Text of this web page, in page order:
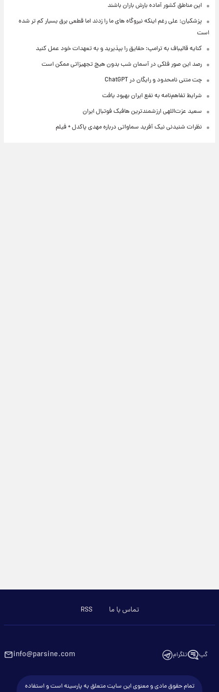
این مناطق کشور آماده بارش باران باشند
پزشکیان: علی رغم اینکه نیروگاه های ما را زدند اما قطعی برق بسیار کم تر شده
است
کنایه قالیباف به ترامپ: حقایق را بپذیرید و به تعهدات خود عمل کنید
رصد این صور فلکی در آسمان شب بدون هیچ تجهیزاتی ممکن است
چت متنی نامحدود و رایگان در ChatGPT
شرایط تفاهم‌نامه به نفع ایران بهبود یافت
سعید عزت‌اللهی ارزشمندترین هافبک فوتبال ایران
نظرات شنیدنی نیک آفرید سماواتی درباره مهدی پاکدل + فیلم
تماس با ما RSS
گپ تلگرام info@parsine.com
تمام حقوق مادی و معنوی این سایت متعلق به پارسینه است و استفاده